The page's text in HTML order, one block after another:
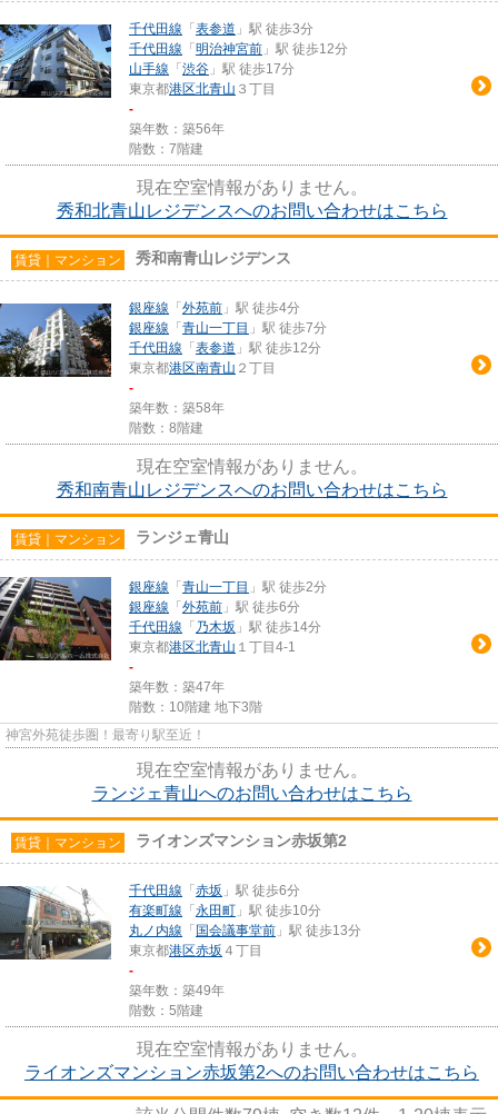
千代田線 「 表参道 」駅 徒歩3分
千代田線 「 明治神宮前 」駅 徒歩12分
山手線 「 渋谷 」駅 徒歩17分
東京都港区北青山 ３丁目
-
築年数：築56年
階数：7階建
現在空室情報がありません。
秀和北青山レジデンスへのお問い合わせはこちら
賃貸｜マンション 秀和南青山レジデンス
銀座線 「 外苑前 」駅 徒歩4分
銀座線 「 青山一丁目 」駅 徒歩7分
千代田線 「 表参道 」駅 徒歩12分
東京都港区南青山 ２丁目
-
築年数：築58年
階数：8階建
現在空室情報がありません。
秀和南青山レジデンスへのお問い合わせはこちら
賃貸｜マンション ランジェ青山
銀座線 「 青山一丁目 」駅 徒歩2分
銀座線 「 外苑前 」駅 徒歩6分
千代田線 「 乃木坂 」駅 徒歩14分
東京都港区北青山 １丁目4-1
-
築年数：築47年
階数：10階建 地下3階
神宮外苑徒歩圏！最寄り駅至近！
現在空室情報がありません。
ランジェ青山へのお問い合わせはこちら
賃貸｜マンション ライオンズマンション赤坂第2
千代田線 「 赤坂 」駅 徒歩6分
有楽町線 「 永田町 」駅 徒歩10分
丸ノ内線 「 国会議事堂前 」駅 徒歩13分
東京都港区赤坂 ４丁目
-
築年数：築49年
階数：5階建
現在空室情報がありません。
ライオンズマンション赤坂第2へのお問い合わせはこちら